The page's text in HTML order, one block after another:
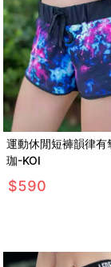
運動休閒短褲韻律有
珈-KOI
$590